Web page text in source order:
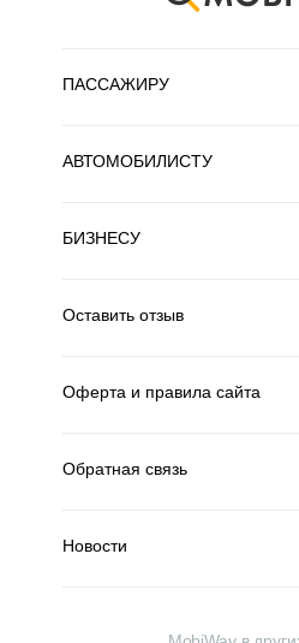
ПАССАЖИРУ
АВТОМОБИЛИСТУ
БИЗНЕСУ
Оставить отзыв
Оферта и правила сайта
Обратная связь
Новости